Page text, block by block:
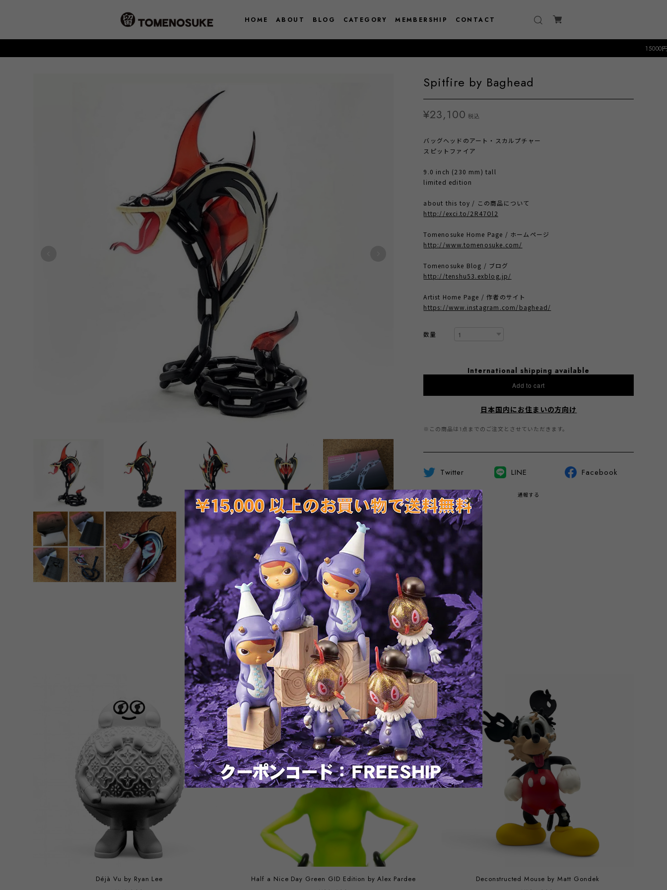
HOME ABOUT BLOG CATEGORY MEMBERSHIP CONTACT
15000円以上のお
Spitfire by Baghead
¥23,100 税込
バッグヘッドのアート・スカルプチャー
スピットファイア
9.0 inch (230 mm) tall
limited edition
about this toy / この商品について
http://exci.to/2R47Ol2
Tomenosuke Home Page / ホームページ
http://www.tomenosuke.com/
Tomenosuke Blog / ブログ
http://tenshu53.exblog.jp/
Artist Home Page / 作者のサイト
https://www.instagram.com/baghead/
数量
International shipping available
Add to cart
日本国内にお住まいの方向け
※この商品は1点までのご注文とさせていただきます。
Twitter LINE Facebook
通報する
RELATED ITEMS
Déjà Vu by Ryan Lee
Half a Nice Day Green GID Edition by Alex Pardee
Deconstructed Mouse by Matt Gondek